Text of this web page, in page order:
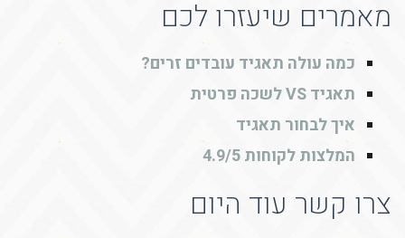
מאמרים שיעזרו לכם
כמה עולה תאגיד עובדים זרים?
תאגיד VS לשכה פרטית
איך לבחור תאגיד
המלצות לקוחות 4.9/5
צרו קשר עוד היום